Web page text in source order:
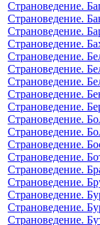
Страноведение.
Страноведение.
Страноведение.
Страноведение.
Страноведение.
Страноведение.
Страноведение.
Страноведение.
Страноведение.
Страноведение.
Страноведение.
Страноведение.
Страноведение.
Страноведение.
Страноведение.
Страноведение.
Страноведение.
Страноведение.